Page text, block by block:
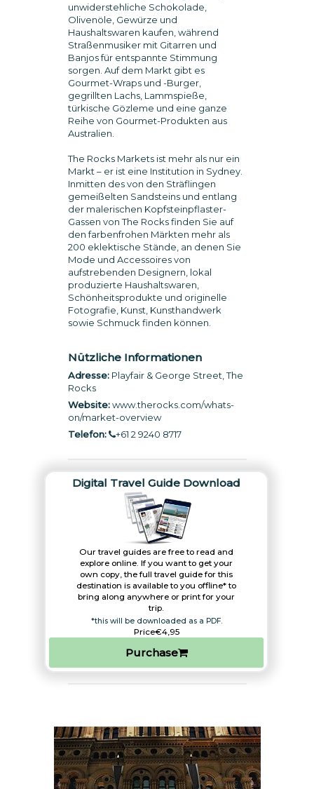
unwiderstehliche Schokolade,
Olivenöle, Gewürze und
Haushaltswaren kaufen, während
Straßenmusiker mit Gitarren und
Banjos für entspannte Stimmung
sorgen. Auf dem Markt gibt es
Gourmet-Wraps und -Burger,
gegrillten Lachs, Lammspieße,
türkische Gözleme und eine ganze
Reihe von Gourmet-Produkten aus
Australien.
The Rocks Markets ist mehr als nur ein
Markt – er ist eine Institution in Sydney.
Inmitten des von den Sträflingen
gemeißelten Sandsteins und entlang
der malerischen Kopfsteinpflaster-
Gassen von The Rocks finden Sie auf
den farbenfrohen Märkten mehr als
200 eklektische Stände, an denen Sie
Mode und Accessoires von
aufstrebenden Designern, lokal
produzierte Haushaltswaren,
Schönheitsprodukte und originelle
Fotografie, Kunst, Kunsthandwerk
sowie Schmuck finden können.
Nützliche Informationen
Adresse:Playfair & George Street, The
Rocks
Website: www.therocks.com/whats-
on/market-overview
Telefon:
+61 2 9240 8717
Digital Travel Guide Download
Our travel guides are free to read and
explore online. If you want to get your
own copy, the full travel guide for this
destination is available to you offline* to
bring along anywhere or print for your
trip.​
*this will be downloaded as a PDF.
Price€4,95
Purchase